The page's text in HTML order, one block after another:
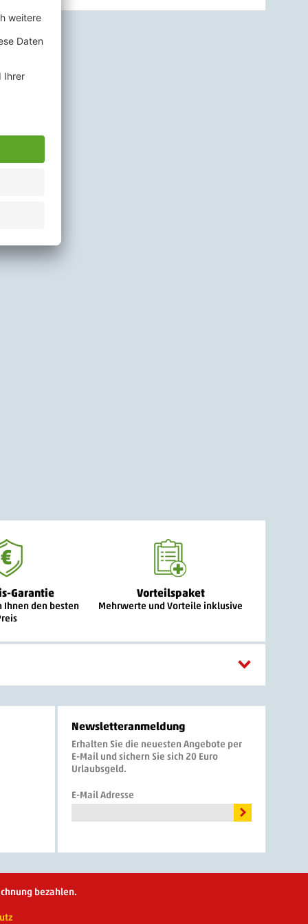
Garantie
Ihnen den besten
Vorteilspaket
Mehrwerte und Vorteile inklusive
Newsletteranmeldung
Erhalten Sie die neuesten Angebote per
E-Mail und sichern Sie sich 20 Euro
Urlaubsgeld.
E-Mail Adresse
bezahlen.